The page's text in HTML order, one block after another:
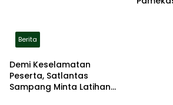
Berita
Demi Keselamatan
Peserta, Satlantas
Sampang Minta Latihan